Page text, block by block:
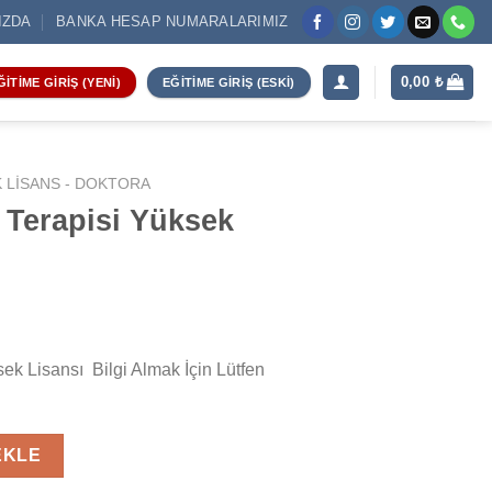
BANKA HESAP NUMARALARIMIZ
GIRIŞ (YENI) EĞITIME GIRIŞ (ESKI) 0,00 ₺
LISANS - DOKTORA
Yüksek
Lisansı Bilgi Almak İçin Lütfen
Lisansı adet